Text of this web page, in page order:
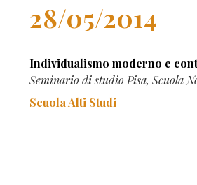
28/05/2014
Individualismo moderno e
Seminario di studio Pisa, Scuola
Scuola Alti Studi